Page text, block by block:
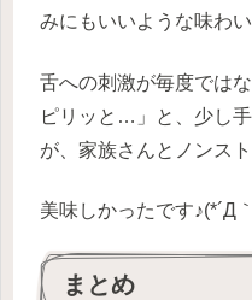
みにもいいような味わい
舌への刺激が毎度では
ピリッと…」と、少し
が、家族さんとノンス
美味しかったです♪(*´Д
まとめ